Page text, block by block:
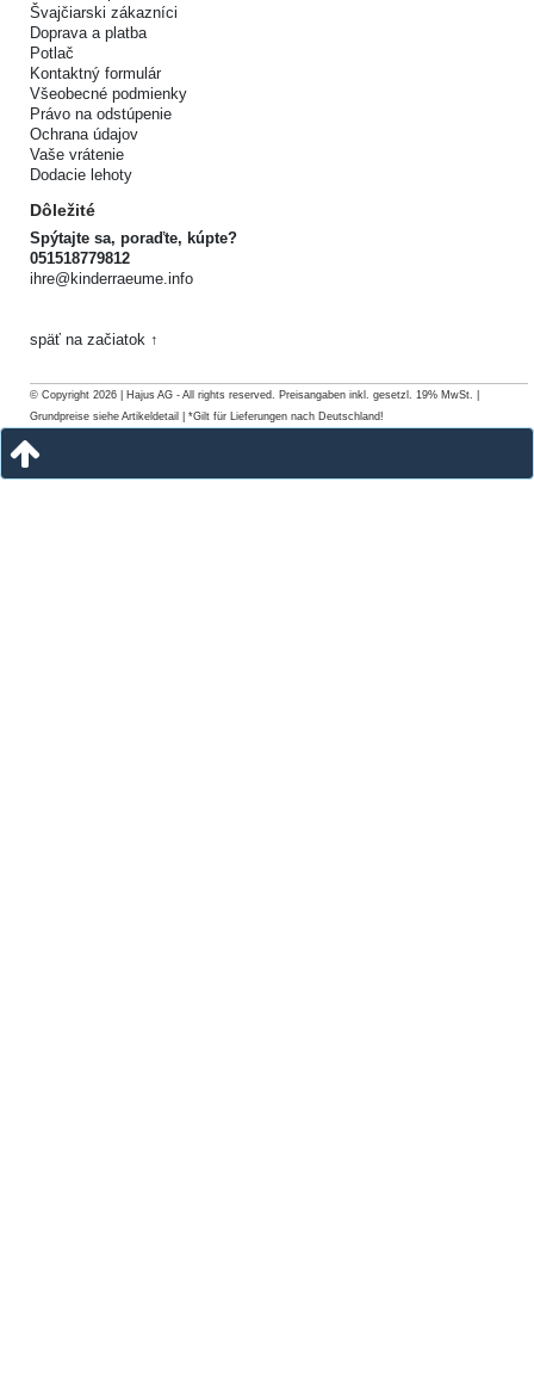
Švajčiarski zákazníci
Doprava a platba
Potlač
Kontaktný formulár
Všeobecné podmienky
Právo na odstúpenie
Ochrana údajov
Vaše vrátenie
Dodacie lehoty
Dôležité
Spýtajte sa, poraďte, kúpte?
051518779812
ihre@kinderraeume.info
späť na začiatok ↑
© Copyright 2026 | Hajus AG - All rights reserved. Preisangaben inkl. gesetzl. 19% MwSt. |
Grundpreise siehe Artikeldetail | *Gilt für Lieferungen nach Deutschland!